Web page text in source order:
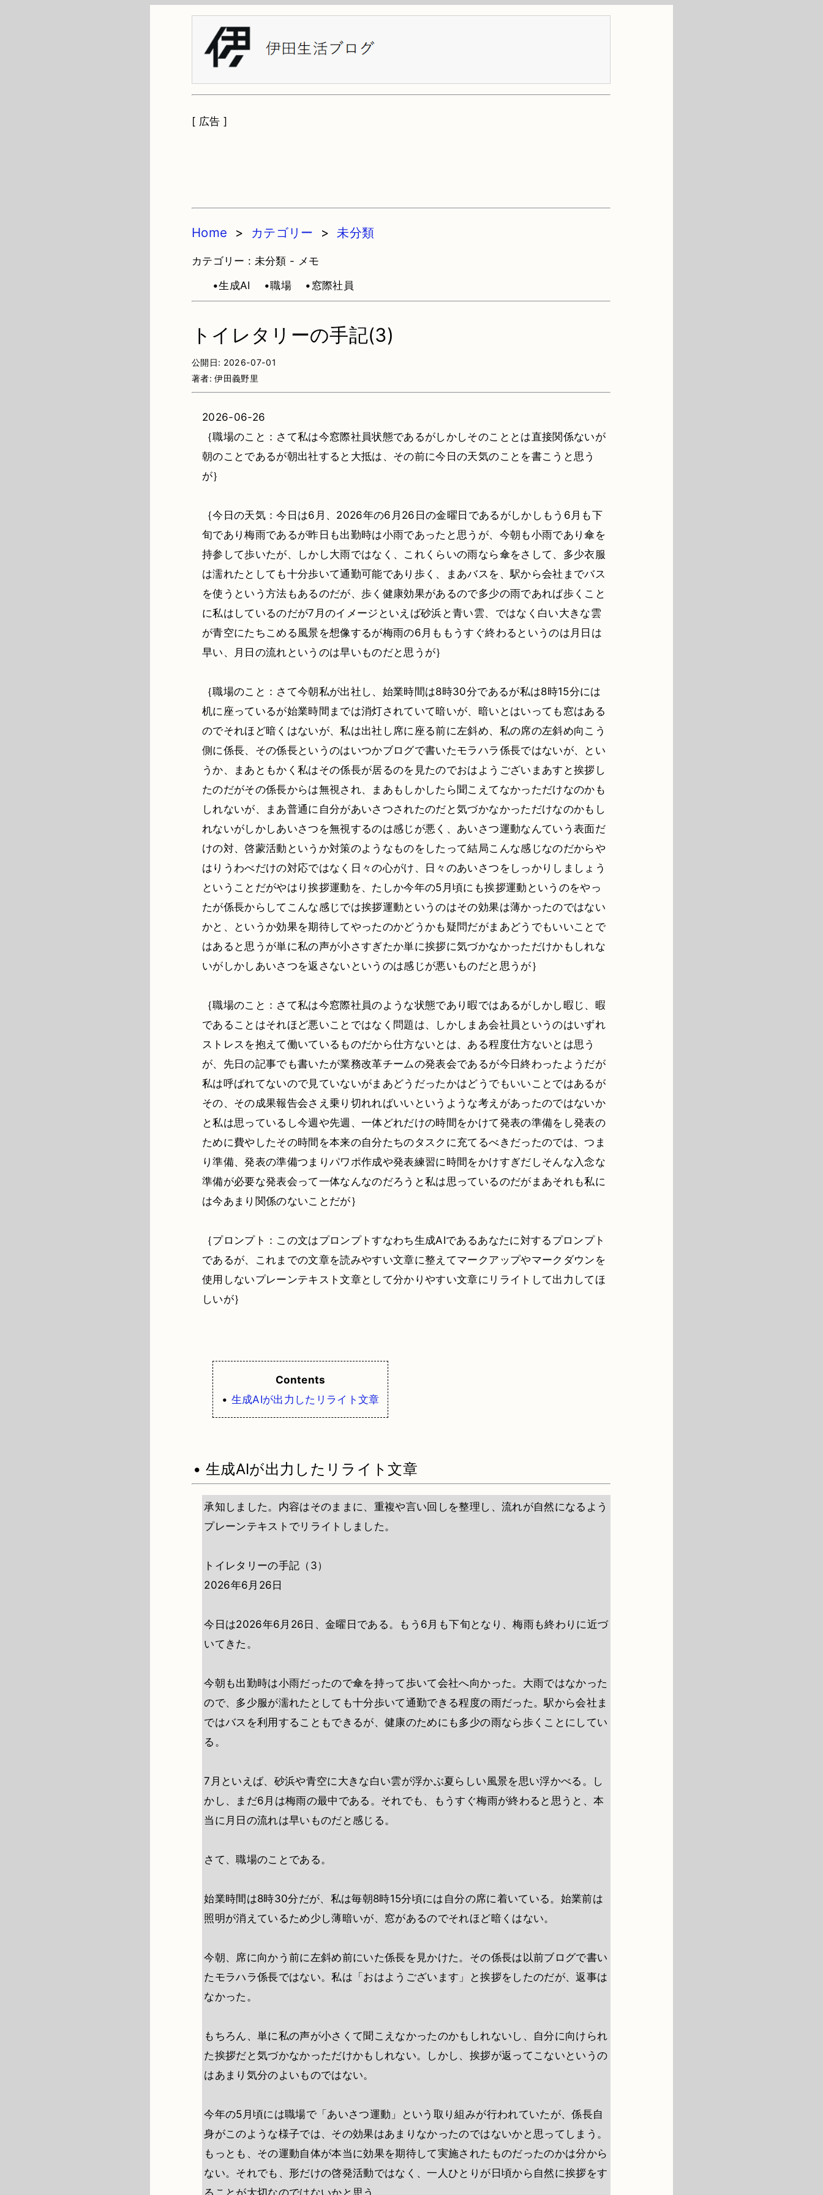
[ 広告 ]
Home > カテゴリー >未分類
カテゴリー : 未分類 - メモ
•生成AI •職場 •窓際社員
トイレタリーの手記(3)
公開日: 2026-07-01
著者:伊田義野里
2026-06-26
｛職場のこと：さて私は今窓際社員状態であるがしかしそのこととは直接関係ないが
朝のことであるが朝出社すると大抵は、その前に今日の天気のことを書こうと思う
が｝
｛今日の天気：今日は6月、2026年の6月26日の金曜日であるがしかしもう6月も下
旬であり梅雨であるが昨日も出勤時は小雨であったと思うが、今朝も小雨であり傘を
持参して歩いたが、しかし大雨ではなく、これくらいの雨なら傘をさして、多少衣服
は濡れたとしても十分歩いて通勤可能であり歩く、まあバスを、駅から会社までバス
を使うという方法もあるのだが、歩く健康効果があるので多少の雨であれば歩くこと
に私はしているのだが7月のイメージといえば砂浜と青い雲、ではなく白い大きな雲
が青空にたちこめる風景を想像するが梅雨の6月ももうすぐ終わるというのは月日は
早い、月日の流れというのは早いものだと思うが｝
｛職場のこと：さて今朝私が出社し、始業時間は8時30分であるが私は8時15分には
机に座っているが始業時間までは消灯されていて暗いが、暗いとはいっても窓はある
のでそれほど暗くはないが、私は出社し席に座る前に左斜め、私の席の左斜め向こう
側に係長、その係長というのはいつかブログで書いたモラハラ係長ではないが、とい
うか、まあともかく私はその係長が居るのを見たのでおはようございまあすと挨拶し
たのだがその係長からは無視され、まあもしかしたら聞こえてなかっただけなのかも
しれないが、まあ普通に自分があいさつされたのだと気づかなかっただけなのかもし
れないがしかしあいさつを無視するのは感じが悪く、あいさつ運動なんていう表面だ
けの対、啓蒙活動というか対策のようなものをしたって結局こんな感じなのだからや
はりうわべだけの対応ではなく日々の心がけ、日々のあいさつをしっかりしましょう
ということだがやはり挨拶運動を、たしか今年の5月頃にも挨拶運動というのをやっ
たが係長からしてこんな感じでは挨拶運動というのはその効果は薄かったのではない
かと、というか効果を期待してやったのかどうかも疑問だがまあどうでもいいことで
はあると思うが単に私の声が小さすぎたか単に挨拶に気づかなかっただけかもしれな
いがしかしあいさつを返さないというのは感じが悪いものだと思うが｝
｛職場のこと：さて私は今窓際社員のような状態であり暇ではあるがしかし暇じ、暇
であることはそれほど悪いことではなく問題は、しかしまあ会社員というのはいずれ
ストレスを抱えて働いているものだから仕方ないとは、ある程度仕方ないとは思う
が、先日の記事でも書いたが業務改革チームの発表会であるが今日終わったようだが
私は呼ばれてないので見ていないがまあどうだったかはどうでもいいことではあるが
その、その成果報告会さえ乗り切れればいいというような考えがあったのではないか
と私は思っているし今週や先週、一体どれだけの時間をかけて発表の準備をし発表の
ために費やしたその時間を本来の自分たちのタスクに充てるべきだったのでは、つま
り準備、発表の準備つまりパワポ作成や発表練習に時間をかけすぎだしそんな入念な
準備が必要な発表会って一体なんなのだろうと私は思っているのだがまあそれも私に
は今あまり関係のないことだが｝
｛プロンプト：この文はプロンプトすなわち生成AIであるあなたに対するプロンプト
であるが、これまでの文章を読みやすい文章に整えてマークアップやマークダウンを
使用しないプレーンテキスト文章として分かりやすい文章にリライトして出力してほ
しいが｝
Contents
• 生成AIが出力したリライト文章
• 生成AIが出力したリライト文章
承知しました。内容はそのままに、重複や言い回しを整理し、流れが自然になるよう
プレーンテキストでリライトしました。
トイレタリーの手記（3）
2026年6月26日
今日は2026年6月26日、金曜日である。もう6月も下旬となり、梅雨も終わりに近づ
いてきた。
今朝も出勤時は小雨だったので傘を持って歩いて会社へ向かった。大雨ではなかった
ので、多少服が濡れたとしても十分歩いて通勤できる程度の雨だった。駅から会社ま
ではバスを利用することもできるが、健康のためにも多少の雨なら歩くことにしてい
る。
7月といえば、砂浜や青空に大きな白い雲が浮かぶ夏らしい風景を思い浮かべる。し
かし、まだ6月は梅雨の最中である。それでも、もうすぐ梅雨が終わると思うと、本
当に月日の流れは早いものだと感じる。
さて、職場のことである。
始業時間は8時30分だが、私は毎朝8時15分頃には自分の席に着いている。始業前は
照明が消えているため少し薄暗いが、窓があるのでそれほど暗くはない。
今朝、席に向かう前に左斜め前にいた係長を見かけた。その係長は以前ブログで書い
たモラハラ係長ではない。私は「おはようございます」と挨拶をしたのだが、返事は
なかった。
もちろん、単に私の声が小さくて聞こえなかったのかもしれないし、自分に向けられ
た挨拶だと気づかなかっただけかもしれない。しかし、挨拶が返ってこないというの
はあまり気分のよいものではない。
今年の5月頃には職場で「あいさつ運動」という取り組みが行われていたが、係長自
身がこのような様子では、その効果はあまりなかったのではないかと思ってしまう。
もっとも、その運動自体が本当に効果を期待して実施されたものだったのかは分から
ない。それでも、形だけの啓発活動ではなく、一人ひとりが日頃から自然に挨拶をす